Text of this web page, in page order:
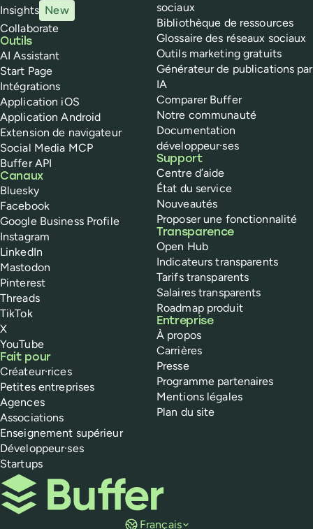
Insights New
Collaborate
Outils
AI Assistant
Start Page
Intégrations
Application iOS
Application Android
Extension de navigateur
Social Media MCP
Buffer API
Canaux
Bluesky
Facebook
Google Business Profile
Instagram
LinkedIn
Mastodon
Pinterest
Threads
TikTok
X
YouTube
Fait pour
Créateur·rices
Petites entreprises
Agences
Associations
Enseignement supérieur
Développeur·ses
Startups
sociaux
Bibliothèque de ressources
Glossaire des réseaux sociaux
Outils marketing gratuits
Générateur de publications par
IA
Comparer Buffer
Notre communauté
Documentation
développeur·ses
Support
Centre d’aide
État du service
Nouveautés
Proposer une fonctionnalité
Transparence
Open Hub
Indicateurs transparents
Tarifs transparents
Salaires transparents
Roadmap produit
Entreprise
À propos
Carrières
Presse
Programme partenaires
Mentions légales
Plan du site
Buffer
Français